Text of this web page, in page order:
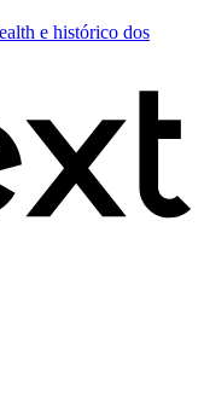
e histórico dos